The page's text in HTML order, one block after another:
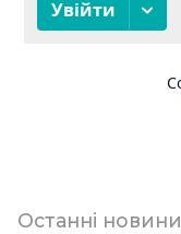
Останні новини